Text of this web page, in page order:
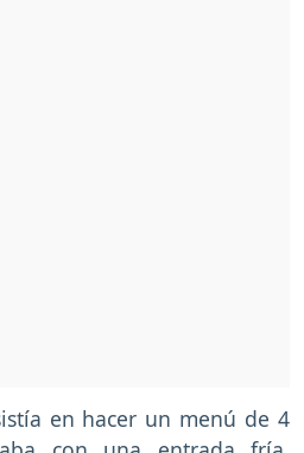
en hacer un menú de 4